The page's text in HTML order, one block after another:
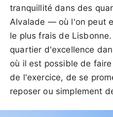
tranquillité dans des
Alvalade — où l'on peut
le plus frais de
quartier d'excellence
où il est possible de
de l'exercice, de se
reposer ou simplement